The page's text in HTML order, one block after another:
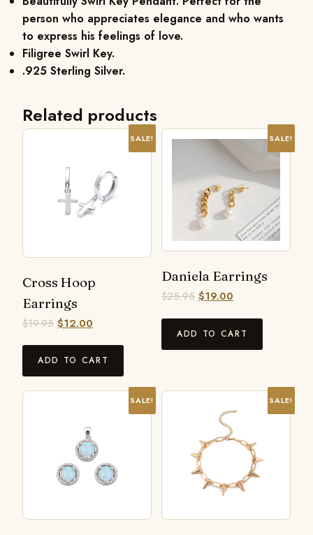
person who appreciates elegance and who wants
to express his feelings of love.
Filigree Swirl Key.
.925 Sterling Silver.
Related products
SALE!
Cross Hoop
Earrings
$19.95 $12.00
ADD TO CART
SALE!
Daniela Earrings
$25.95 $19.00
ADD TO CART
SALE! SALE!